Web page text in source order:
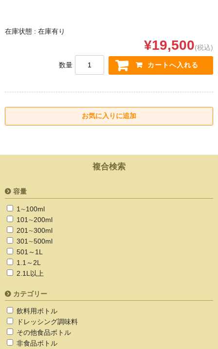
在庫状態 : 在庫有り
¥19,500(税込)
数量
複合検索
容量
1∼100ml
101∼200ml
201∼300ml
301∼500ml
501～1L
1.1～2L
2.1L以上
カテゴリー
飲料用ボトル
ドレッシング調味料
その他食品ボトル
非食品ボトル